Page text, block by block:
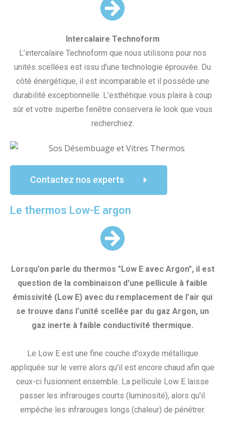
Intercalaire Technoform
L’intercalaire Technoform que nous utilisons pour nos
unités scellées est issu d’une technologie éprouvée. Du
côté énergétique, il est incomparable et il possède une
durabilité exceptionnelle. L’esthétique vous plaira à coup
sûr et votre superbe fenêtre conservera le look que vous
recherchiez.
Contactez nos experts
Le thermos Low-E argon
Lorsqu’on parle du thermos "Low E avec Argon", il est
question de la combinaison d'une pellicule à faible
émissivité (Low E) avec du remplacement de l’air qui
se trouve dans l’unité scellée par du gaz Argon, un
gaz inerte à faible conductivité thermique.
Le Low E est une fine couche d'oxyde métallique
appliquée sur le verre alors qu'il est encore chaud afin que
ceux-ci fusionnent ensemble. La pellicule Low E laisse
passer les infrarouges courts (luminosité), alors qu'il
empêche les infrarouges longs (chaleur) de pénétrer.